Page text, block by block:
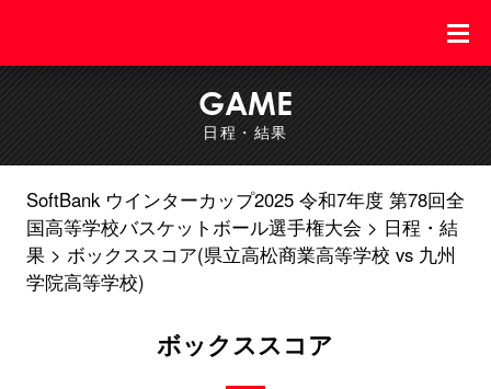
GAME
日程・結果
SoftBank ウインターカップ2025 令和7年度 第78回全
国高等学校バスケットボール選手権大会
日程・結
果
ボックススコア(県立高松商業高等学校 vs 九州
学院高等学校)
ボックススコア